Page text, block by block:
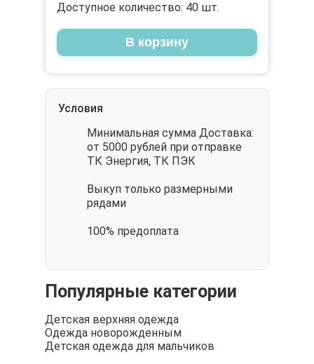
Доступное количество: 40 шт.
В корзину
Условия
Минимальная сумма Доставка:
от 5000 рублей при отправке
ТК Энергия, ТК ПЭК
Выкуп только размерными
рядами
100% предоплата
Популярные категории
Детская верхняя одежда
Одежда новорожденным
Детская одежда для мальчиков